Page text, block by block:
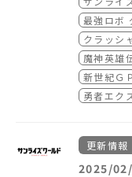
れぞれ、
尾卓弥、
ラストを
か手に入
■「サ
ついて
サンライ
を踏まえ
メやそこ
深く研究
ーーーー
どうぞご
最強ロボ
クラッシ
魔神英雄
新世紀Ｇ
勇者エク
更新情報
2025/